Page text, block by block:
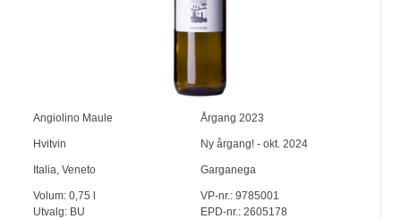
Angiolino Maule Årgang 2023
Hvitvin Ny årgang! - okt. 2024
Italia,Veneto Garganega
Volum:0,75
Utvalg: BU
VP-nr.:9785001
EPD-nr.: 2605178